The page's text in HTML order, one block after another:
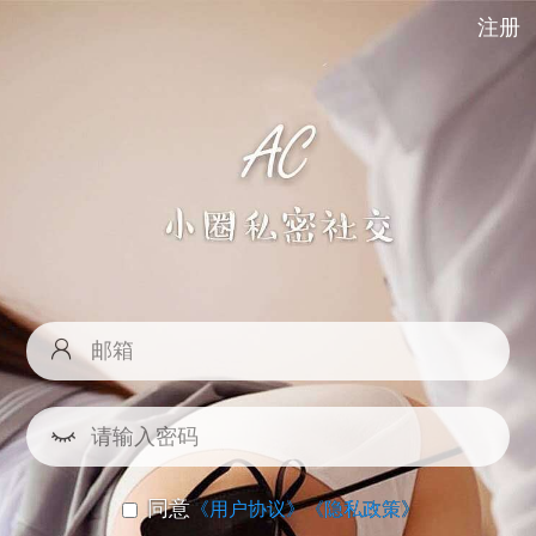
注册
同意《用户协议》《隐私政策》